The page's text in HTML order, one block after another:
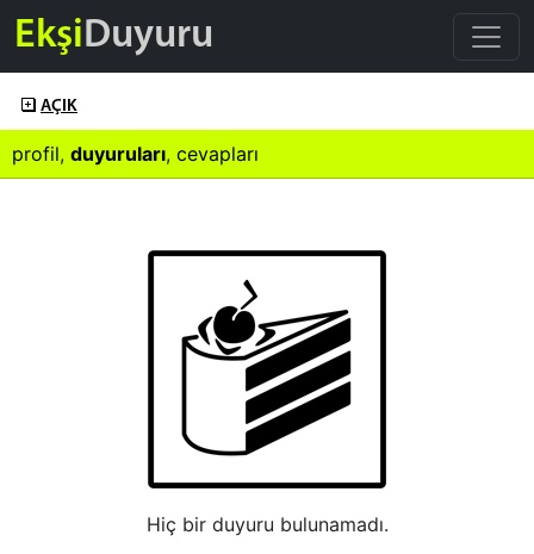
EkşiDuyuru
AÇIK
profil, duyuruları, cevapları
Hiç bir duyuru bulunamadı.